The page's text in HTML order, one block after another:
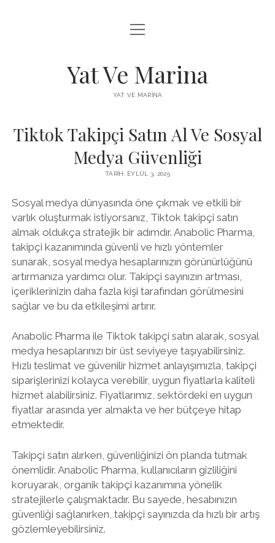
FACEBOOK BEĞENI YÜKSELTME HILESI
menüyü
aç
Yat Ve Marina
YAT VE MARINA
Tiktok Takipçi Satın Al Ve Sosyal
Medya Güvenliği
TARIH: EYLÜL 3, 2025
Sosyal medya dünyasında öne çıkmak ve etkili bir
varlık oluşturmak istiyorsanız, Tiktok takipçi satın
almak oldukça stratejik bir adımdır. Anabolic Pharma,
takipçi kazanımında güvenli ve hızlı yöntemler
sunarak, sosyal medya hesaplarınızın görünürlüğünü
artırmanıza yardımcı olur. Takipçi sayınızın artması,
içeriklerinizin daha fazla kişi tarafından görülmesini
sağlar ve bu da etkileşimi artırır.
Anabolic Pharma ile Tiktok takipçi satın alarak, sosyal
medya hesaplarınızı bir üst seviyeye taşıyabilirsiniz.
Hızlı teslimat ve güvenilir hizmet anlayışımızla, takipçi
siparişlerinizi kolayca verebilir, uygun fiyatlarla kaliteli
hizmet alabilirsiniz. Fiyatlarımız, sektördeki en uygun
fiyatlar arasında yer almakta ve her bütçeye hitap
etmektedir.
Takipçi satın alırken, güvenliğinizi ön planda tutmak
önemlidir. Anabolic Pharma, kullanıcıların gizliliğini
koruyarak, organik takipçi kazanımına yönelik
stratejilerle çalışmaktadır. Bu sayede, hesabınızın
güvenliği sağlanırken, takipçi sayınızda da hızlı bir artış
gözlemleyebilirsiniz.